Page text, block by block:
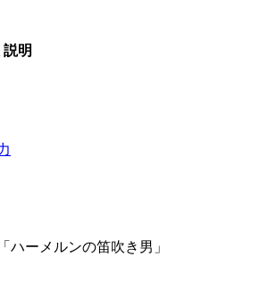
説明
ハーメルンの笛吹き男」